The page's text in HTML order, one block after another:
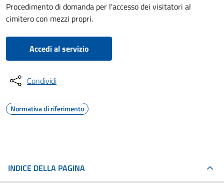
Procedimento di domanda per l'accesso dei visitatori al
cimitero con mezzi propri.
Accedi al servizio
Condividi
Normativa di riferimento
INDICE DELLA PAGINA